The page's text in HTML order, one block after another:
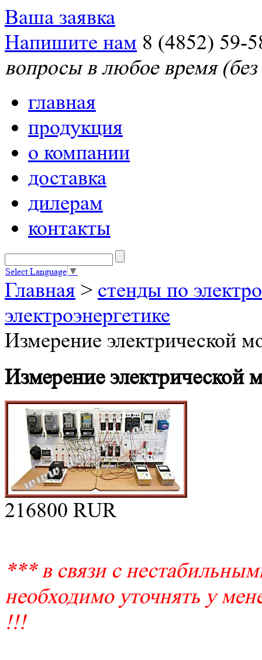
Ваша заявка
Напишите нам 8 (4852) 59-
вопросы в любое время
главная
продукция
о компании
доставка
дилерам
контакты
Select Language ▼
Главная > стенды по
электроэнергетике
Измерение
Измерение
216800 RUR
*** в связи с
необходимо уточнять у
!!!